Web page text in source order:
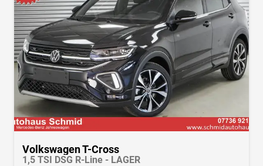
Volkswagen T-Cross
1,5 TSI DSG R-Line - LAGER